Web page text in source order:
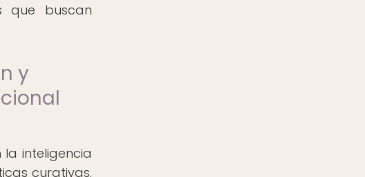
que buscan
y
inteligencia
curativas.